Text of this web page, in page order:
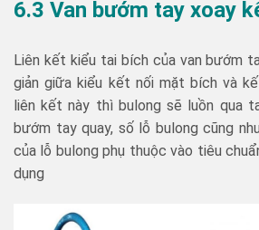
6.3 Van bướm tay xoay
Liên kết kiểu tai bích của van bướm
giản giữa kiểu kết nối mặt bích và
liên kết này thì bulong sẽ luồn qua
bướm tay quay, số lỗ bulong cũng
của lỗ bulong phụ thuộc vào tiêu
dụng